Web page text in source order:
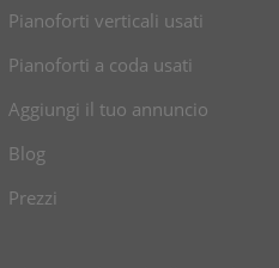
Pianoforti verticali usati
Pianoforti a coda usati
Aggiungi il tuo annuncio
Blog
Prezzi